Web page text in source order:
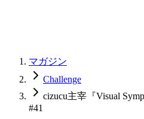
マガジン
Challenge
cizucu主宰『Visual
#41